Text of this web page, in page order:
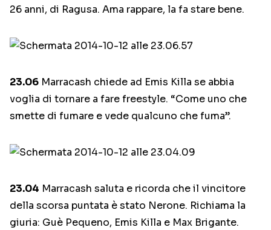
26 anni, di Ragusa. Ama rappare, la fa stare bene.
23.06 Marracash chiede ad Emis Killa se abbia
voglia di tornare a fare freestyle. “Come uno che
smette di fumare e vede qualcuno che fuma”.
23.04 Marracash saluta e ricorda che il vincitore
della scorsa puntata è stato Nerone. Richiama la
giuria: Guè Pequeno, Emis Killa e Max Brigante.